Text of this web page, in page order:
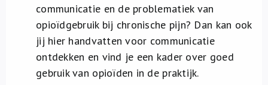
communicatie en de problematiek van
opioïdgebruik bij chronische pijn? Dan kan ook
jij hier handvatten voor communicatie
ontdekken en vind je een kader over goed
gebruik van opioïden in de praktijk.